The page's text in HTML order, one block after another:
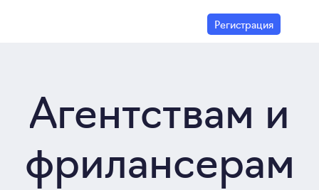
Регистрация
Агентствам и
фрилансерам